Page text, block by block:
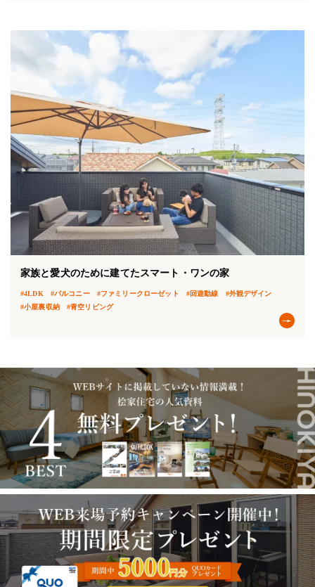
家族と愛犬のために建てたスマート・ワンの家
#4LDK #バルコニー #ファミリークローゼット #回遊動線
#外観デザイン
#小屋裏収納
#青空リビング